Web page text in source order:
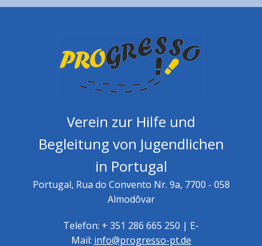
Verein zur Hilfe und
Begleitung von Jugendlichen
in Portugal
Portugal, Rua do Convento Nr. 9a, 7700 - 058
Almodôvar
Telefon: + 351 286 665 250 | E-
Mail: info@progresso-pt.de